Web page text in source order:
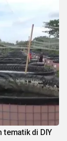
tematik di DIY